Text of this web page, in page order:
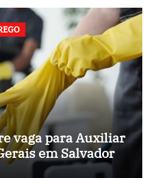
vaga para Auxiliar
em Salvador